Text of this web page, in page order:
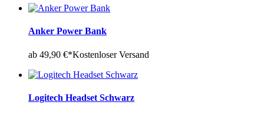
Anker Power Bank
ab 49,90 €*Kostenloser Versand
Logitech Headset Schwarz